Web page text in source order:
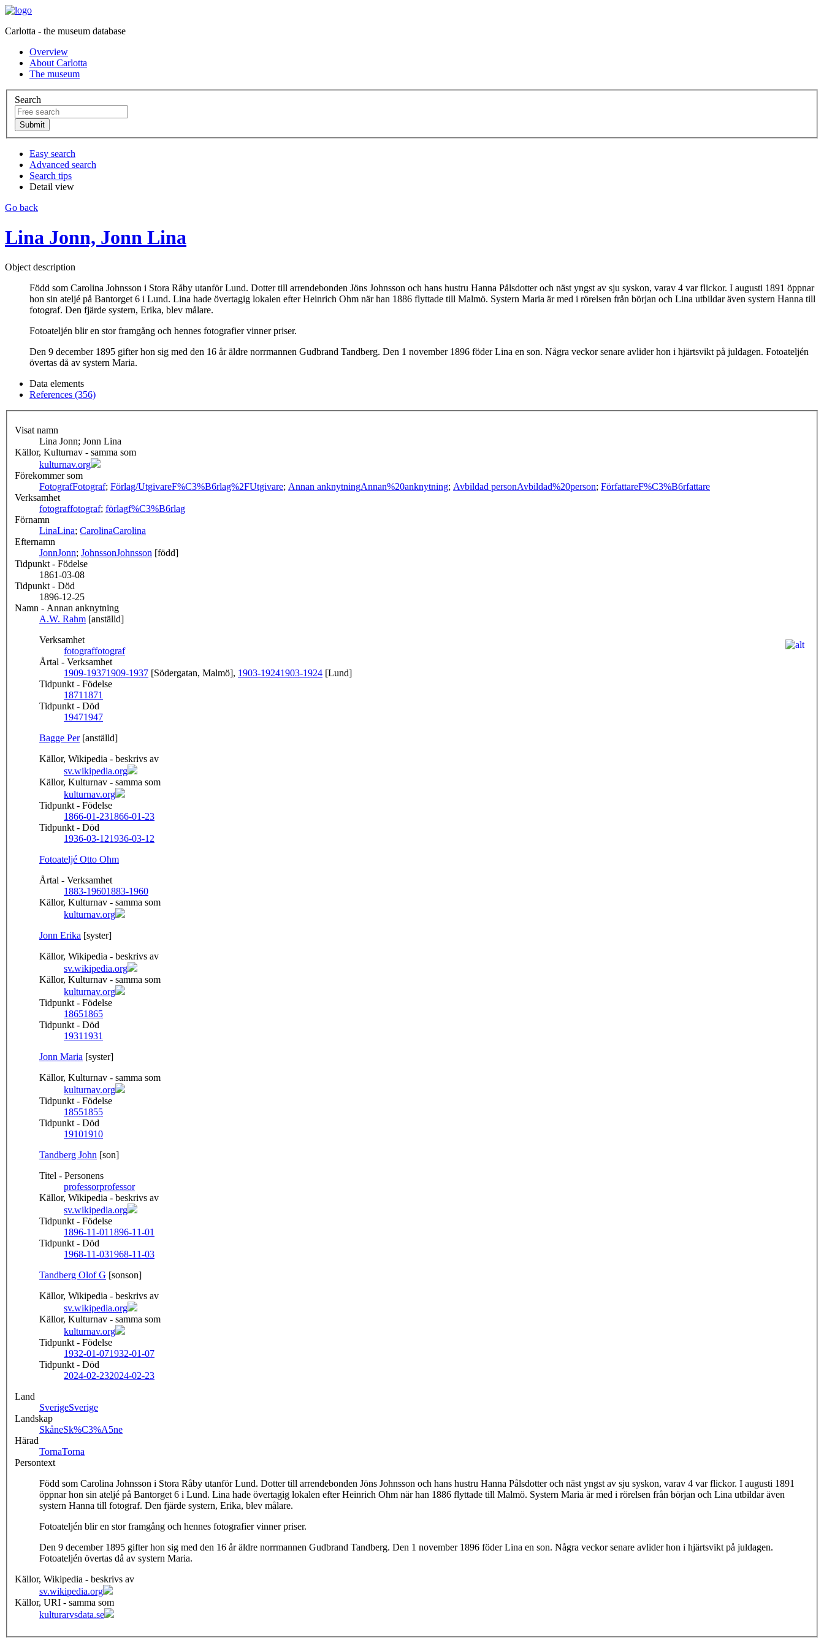
Carlotta - the museum database
Overview
About Carlotta
The museum
Search
Easy search
Advanced search
Search tips
Detail view
Go back
Lina Jonn, Jonn Lina
Object description
Född som Carolina Johnsson i Stora Råby utanför Lund. Dotter till arrendebonden Jöns Johnsson och hans hustru Hanna Pålsdotter och näst yngst av sju syskon, varav 4 var flickor. I augusti 1891 öppnar
hon sin ateljé på Bantorget 6 i Lund. Lina hade övertagig lokalen efter Heinrich Ohm när han 1886 flyttade till Malmö. Systern Maria är med i rörelsen från början och Lina utbildar även systern Hanna till
fotograf. Den fjärde systern, Erika, blev målare.
Fotoateljén blir en stor framgång och hennes fotografier vinner priser.
Den 9 december 1895 gifter hon sig med den 16 år äldre norrmannen Gudbrand Tandberg. Den 1 november 1896 föder Lina en son. Några veckor senare avlider hon i hjärtsvikt på juldagen. Fotoateljén
övertas då av systern Maria.
Data elements
References (356)
Visat namn
Lina Jonn; Jonn Lina
Källor, Kulturnav - samma som
kulturnav.org
Förekommer som
FotografFotograf; Förlag/UtgivareF%C3%B6rlag%2FUtgivare; Annan anknytningAnnan%20anknytning; Avbildad personAvbildad%20person; FörfattareF%C3%B6rfattare
Verksamhet
fotograffotograf; förlagf%C3%B6rlag
Förnamn
LinaLina; CarolinaCarolina
Efternamn
JonnJonn; JohnssonJohnsson [född]
Tidpunkt - Födelse
1861-03-08
Tidpunkt - Död
1896-12-25
Namn - Annan anknytning
A.W. Rahm [anställd]
Verksamhet
fotograffotograf
Årtal - Verksamhet
1909-19371909-1937 [Södergatan, Malmö], 1903-19241903-1924 [Lund]
Tidpunkt - Födelse
1871 1871
Tidpunkt - Död
19471947
Bagge Per[anställd]
Källor, Wikipedia - beskrivs av
sv.wikipedia.org
Källor, Kulturnav - samma som
kulturnav.org
Tidpunkt - Födelse
1866-01-231866-01-23
Tidpunkt - Död
1936-03-121936-03-12
Fotoateljé Otto Ohm
Årtal - Verksamhet
1883-19601883-1960
Källor, Kulturnav - samma som
kulturnav.org
Jonn Erika [syster]
Källor, Wikipedia - beskrivs av
sv.wikipedia.org
Källor, Kulturnav - samma som
kulturnav.org
Tidpunkt - Födelse
18651865
Tidpunkt - Död
1931 1931
Jonn Maria [syster]
Källor, Kulturnav - samma som
kulturnav.org
Tidpunkt - Födelse
18551855
Tidpunkt - Död
19101910
Tandberg John [son]
Titel - Personens
professorprofessor
Källor, Wikipedia - beskrivs av
sv.wikipedia.org
Tidpunkt - Födelse
1896-11-01 1896-11-01
Tidpunkt - Död
1968-11-031968-11-03
Tandberg Olof G [sonson]
Källor, Wikipedia - beskrivs av
sv.wikipedia.org
Källor, Kulturnav - samma som
kulturnav.org
Tidpunkt - Födelse
1932-01-071932-01-07
Tidpunkt - Död
2024-02-232024-02-23
Land
SverigeSverige
Landskap
SkåneSk%C3%A5ne
Härad
TornaTorna
Persontext
Född som Carolina Johnsson i Stora Råby utanför Lund. Dotter till arrendebonden Jöns Johnsson och hans hustru Hanna Pålsdotter och näst yngst av sju syskon, varav 4 var flickor. I augusti 1891
öppnar hon sin ateljé på Bantorget 6 i Lund. Lina hade övertagig lokalen efter Heinrich Ohm när han 1886 flyttade till Malmö. Systern Maria är med i rörelsen från början och Lina utbildar även
systern Hanna till fotograf. Den fjärde systern, Erika, blev målare.
Fotoateljén blir en stor framgång och hennes fotografier vinner priser.
Den 9 december 1895 gifter hon sig med den 16 år äldre norrmannen Gudbrand Tandberg. Den 1 november 1896 föder Lina en son. Några veckor senare avlider hon i hjärtsvikt på juldagen.
Fotoateljén övertas då av systern Maria.
Källor, Wikipedia - beskrivs av
sv.wikipedia.org
Källor, URI - samma som
kulturarvsdata.se